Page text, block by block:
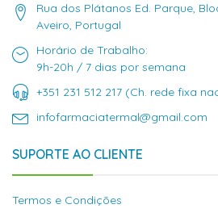
Rua dos Plátanos Ed. Parque,
Aveiro, Portugal
Horário de Trabalho:
9h-20h / 7 dias por semana
+351 231 512 217 (Ch. rede fixa
infofarmaciatermal@gmail.com
SUPORTE AO CLIENTE
Termos e Condições